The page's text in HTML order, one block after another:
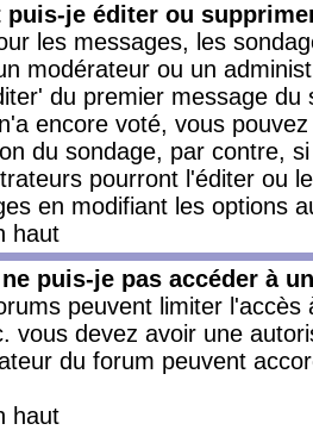
puis-je éditer ou
les messages, les
modérateur ou un
du premier message
encore voté, vous
du sondage, par contre,
pourront l'éditer ou
en modifiant les options
haut
puis-je pas accéder à
peuvent limiter
vous devez avoir une
du forum peuvent
haut